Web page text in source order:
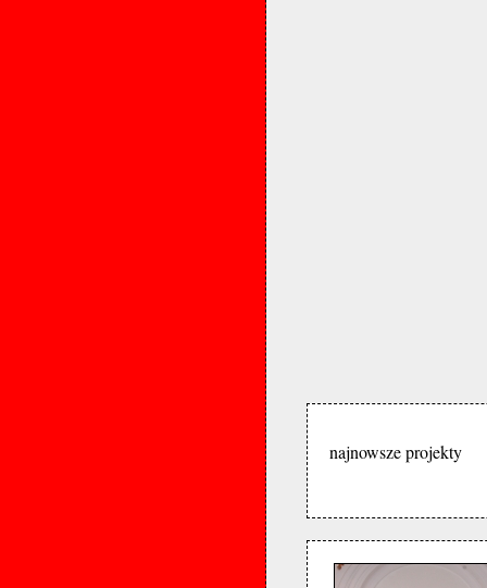
najnowsze projekty